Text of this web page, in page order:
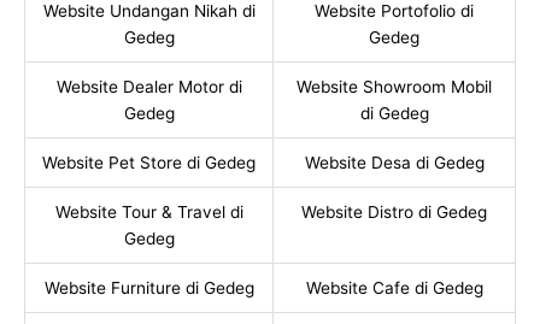
Website Undangan Nikah di
Gedeg
Website Portofolio di
Gedeg
Website Dealer Motor di
Gedeg
Website Showroom Mobil
di Gedeg
Website Pet Store di Gedeg Website Desa di Gedeg
Website Tour & Travel di
Gedeg
Website Distro di Gedeg
Website Furniture di Gedeg Website Cafe di Gedeg